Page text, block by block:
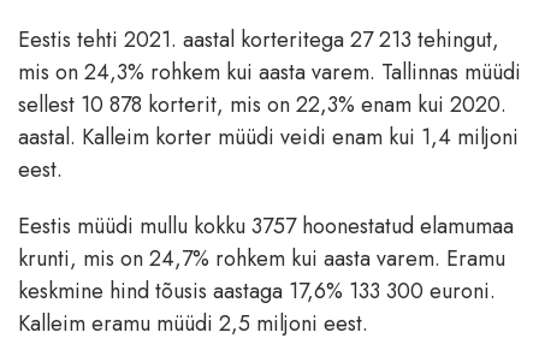
Eestis tehti 2021. aastal korteritega 27 213 tehingut,
mis on 24,3% rohkem kui aasta varem. Tallinnas müüdi
sellest 10 878 korterit, mis on 22,3% enam kui 2020.
aastal. Kalleim korter müüdi veidi enam kui 1,4 miljoni
eest.
Eestis müüdi mullu kokku 3757 hoonestatud elamumaa
krunti, mis on 24,7% rohkem kui aasta varem. Eramu
keskmine hind tõusis aastaga 17,6% 133 300 euroni.
Kalleim eramu müüdi 2,5 miljoni eest.